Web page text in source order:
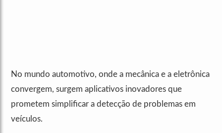
No mundo automotivo, onde a mecânica e a eletrônica
convergem, surgem aplicativos inovadores que
prometem simplificar a detecção de problemas em
veículos.